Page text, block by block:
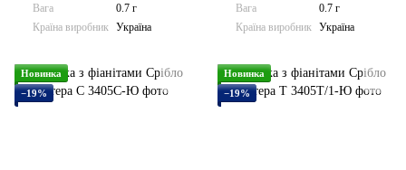
Вага
0.7 г
Країна виробник Україна
Вага
0.7 г
Країна виробник Україна
Новинка
−19%
Новинка
−19%